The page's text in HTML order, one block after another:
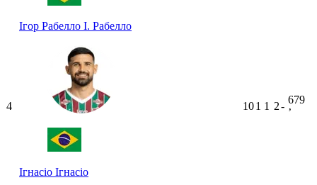
Ігор Рабелло І. Рабелло
4
Ігнасіо Ігнасіо
101 1 2-
679
ʼ